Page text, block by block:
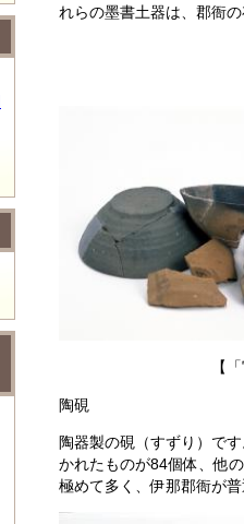
れらの墨書土器は、郡衙
【「官
陶硯
陶器製の硯（すずり）で
かれたものが84個体、他
極めて多く、伊那郡衙が